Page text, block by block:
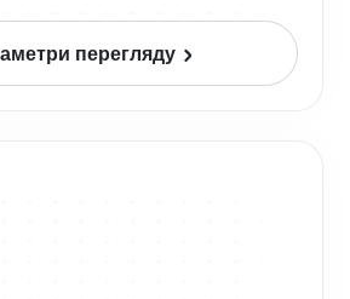
перегляду